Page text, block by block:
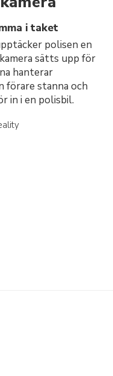
i taket
polisen en
sätts upp för
hanterar
förare stanna och
in i en polisbil.